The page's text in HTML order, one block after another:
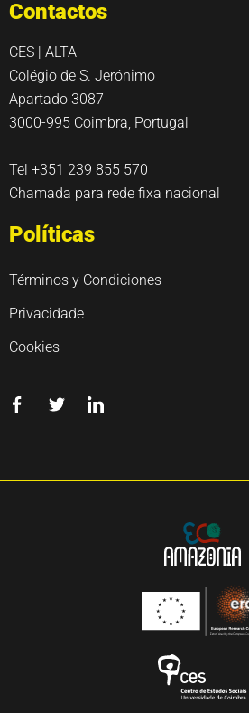
Contactos
CES | ALTA
Colégio de S. Jerónimo
Apartado 3087
3000-995 Coimbra, Portugal
Tel +351 239 855 570
Chamada para rede fixa nacional
Políticas
Términos y Condiciones
Privacidade
Cookies